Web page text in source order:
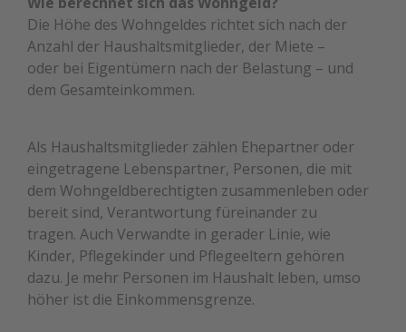
Die Höhe des Wohngeldes richtet sich nach der
Anzahl der Haushaltsmitglieder, der Miete –
oder bei Eigentümern nach der Belastung – und
dem Gesamteinkommen.
Als Haushaltsmitglieder zählen Ehepartner oder
eingetragene Lebenspartner, Personen, die mit
dem Wohngeldberechtigten zusammenleben oder
bereit sind, Verantwortung füreinander zu
tragen. Auch Verwandte in gerader Linie, wie
Kinder, Pflegekinder und Pflegeeltern gehören
dazu. Je mehr Personen im Haushalt leben, umso
höher ist die Einkommensgrenze.